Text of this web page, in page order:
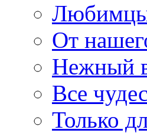
От
Нежный
Все
Только